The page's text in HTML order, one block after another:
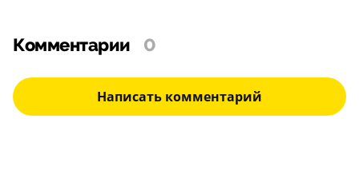
Комментарии 0
Написать комментарий